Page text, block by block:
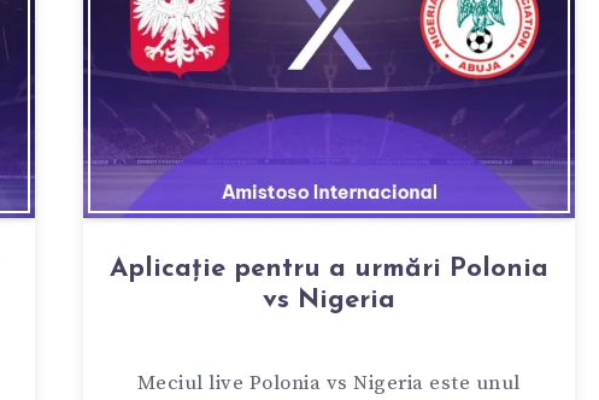
Aplicație pentru a urmări Polonia
vs Nigeria
Meciul live Polonia vs Nigeria este unul